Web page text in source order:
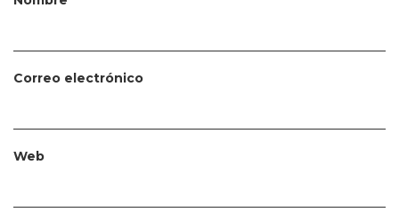
Correo electrónico
Web